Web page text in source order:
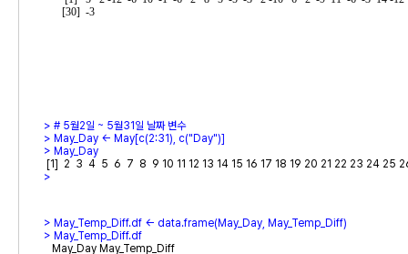
[30]  -3
>
>
>
>
>
>